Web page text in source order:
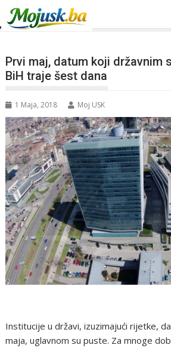
Prvi maj, datum koji državnim
BiH traje šest dana
1 Maja, 2018 Moj USK
Institucije u državi, izuzimajući rijetke,
maja, uglavnom su puste. Za mnoge